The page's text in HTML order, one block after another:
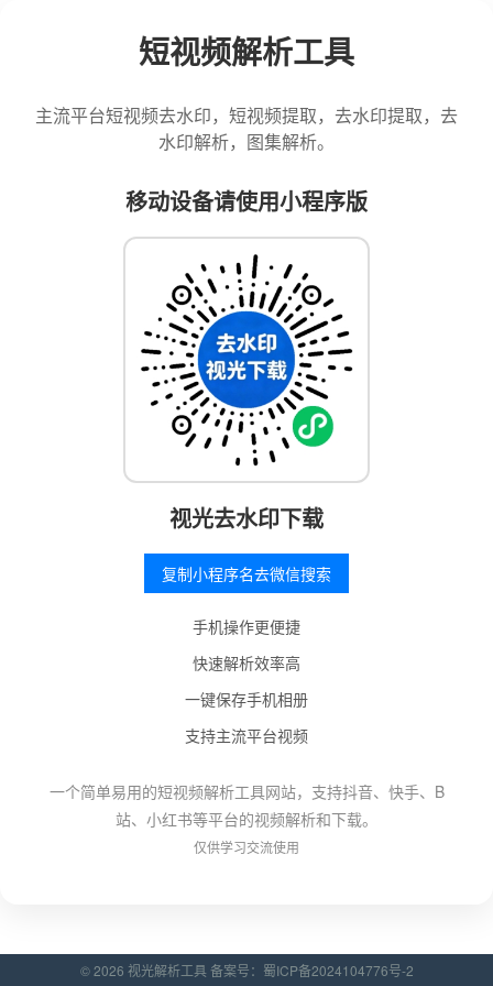
短视频解析工具
主流平台短视频去水印，短视频提取，去水印提取，去
水印解析，图集解析。
移动设备请使用小程序版
视光去水印下载
复制小程序名去微信搜索
手机操作更便捷
快速解析效率高
一键保存手机相册
支持主流平台视频
一个简单易用的短视频解析工具网站，支持抖音、快手、B
站、小红书等平台的视频解析和下载。
仅供学习交流使用
© 2026 视光解析工具 备案号： 蜀ICP备2024104776号-2